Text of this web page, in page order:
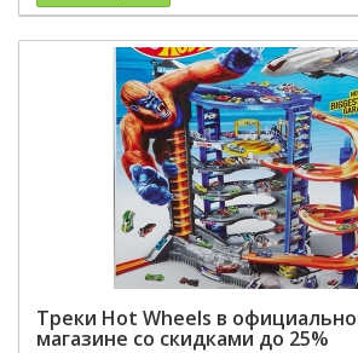
Треки Hot Wheels в
магазине со скидками до 25%